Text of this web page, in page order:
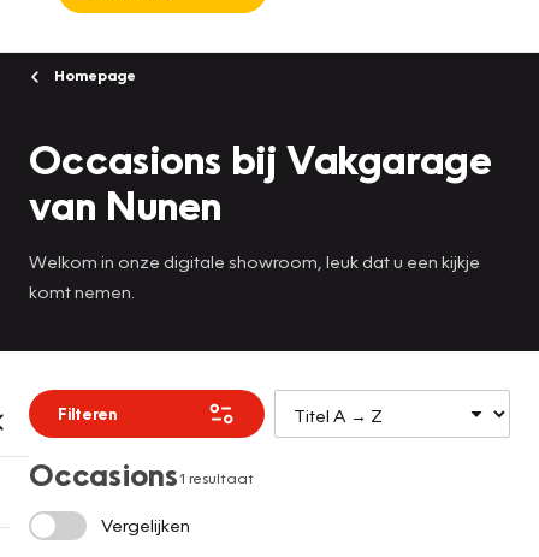
Homepage
Occasions bij Vakgarage
van Nunen
Welkom in onze digitale showroom, leuk dat u een kijkje
komt nemen.
Filteren
Occasions1 resultaat
Vergelijken